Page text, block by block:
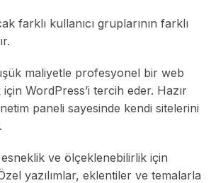
farklı kullanıcı gruplarının farklı
maliyetle profesyonel bir web
WordPress’i tercih eder. Hazır
paneli sayesinde kendi sitelerini
ve ölçeklenebilirlik için
yazılımlar, eklentiler ve temalarla